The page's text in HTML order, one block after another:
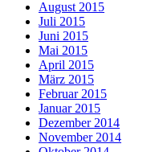
August 2015
Juli 2015
Juni 2015
Mai 2015
April 2015
März 2015
Februar 2015
Januar 2015
Dezember 2014
November 2014